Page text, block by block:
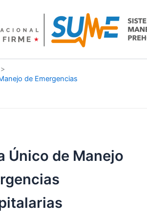
de Emergencias
Único de Manejo